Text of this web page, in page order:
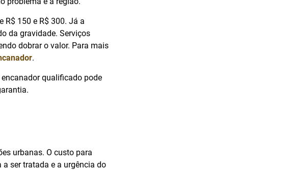
R$ 150 e R$ 300. Já a
da gravidade. Serviços
dobrar o valor. Para mais
.
qualificado pode
urbanas. O custo para
ser tratada e a urgência do